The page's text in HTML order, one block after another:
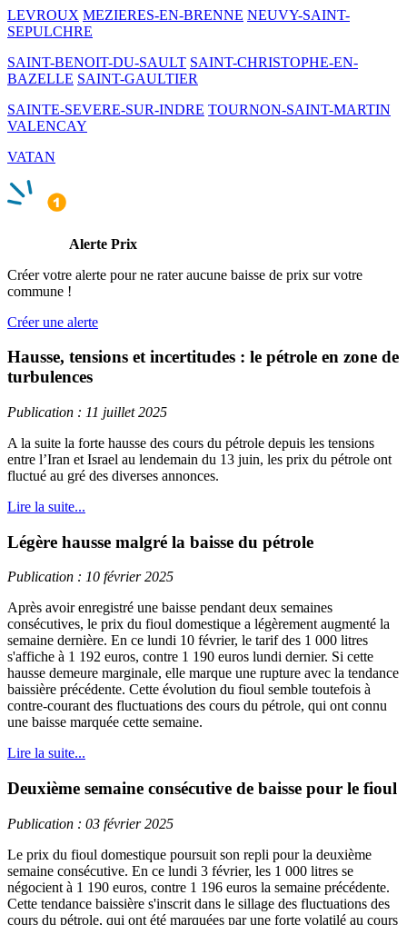
LEVROUX MEZIERES-EN-BRENNE NEUVY-SAINT-
SEPULCHRE
SAINT-BENOIT-DU-SAULT SAINT-CHRISTOPHE-EN-
BAZELLE SAINT-GAULTIER
SAINTE-SEVERE-SUR-INDRE TOURNON-SAINT-MARTIN
VALENCAY
VATAN
Alerte Prix
Créer votre alerte pour ne rater aucune baisse de prix sur votre
commune !
Créer une alerte
Hausse, tensions et incertitudes : le pétrole en zone de
turbulences
Publication : 11 juillet 2025
A la suite la forte hausse des cours du pétrole depuis les tensions
entre l’Iran et Israel au lendemain du 13 juin, les prix du pétrole ont
fluctué au gré des diverses annonces.
Lire la suite...
Légère hausse malgré la baisse du pétrole
Publication : 10 février 2025
Après avoir enregistré une baisse pendant deux semaines
consécutives, le prix du fioul domestique a légèrement augmenté la
semaine dernière. En ce lundi 10 février, le tarif des 1 000 litres
s'affiche à 1 192 euros, contre 1 190 euros lundi dernier. Si cette
hausse demeure marginale, elle marque une rupture avec la tendance
baissière précédente. Cette évolution du fioul semble toutefois à
contre-courant des fluctuations des cours du pétrole, qui ont connu
une baisse marquée cette semaine.
Lire la suite...
Deuxième semaine consécutive de baisse pour le fioul
Publication : 03 février 2025
Le prix du fioul domestique poursuit son repli pour la deuxième
semaine consécutive. En ce lundi 3 février, les 1 000 litres se
négocient à 1 190 euros, contre 1 196 euros la semaine précédente.
Cette tendance baissière s'inscrit dans le sillage des fluctuations des
cours du pétrole, qui ont été marquées par une forte volatilé au cours